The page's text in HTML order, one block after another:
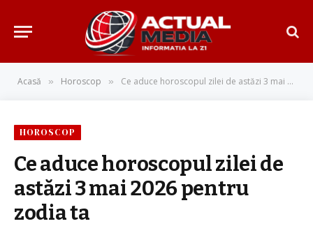
Acasă » Horoscop » Ce aduce horoscopul zilei de astăzi 3 mai 2026 pentru zodia ta
HOROSCOP
Ce aduce horoscopul zilei de
astăzi 3 mai 2026 pentru
zodia ta